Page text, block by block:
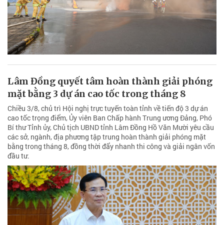
Lâm Đồng quyết tâm hoàn thành giải phóng
mặt bằng 3 dự án cao tốc trong tháng 8
Chiều 3/8, chủ trì Hội nghị trực tuyến toàn tỉnh về tiến độ 3 dự án
cao tốc trọng điểm, Ủy viên Ban Chấp hành Trung ương Đảng, Phó
Bí thư Tỉnh ủy, Chủ tịch UBND tỉnh Lâm Đồng Hồ Văn Mười yêu cầu
các sở, ngành, địa phương tập trung hoàn thành giải phóng mặt
bằng trong tháng 8, đồng thời đẩy nhanh thi công và giải ngân vốn
đầu tư.